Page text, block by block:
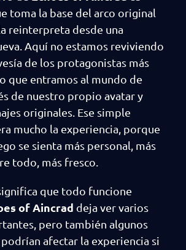
toma la base del arco original
reinterpreta desde una
Aquí no estamos reviviendo
de los protagonistas más
que entramos al mundo de
de nuestro propio avatar y
originales. Ese simple
mucho la experiencia, porque
se sienta más personal, más
todo, más fresco.
que todo funcione
of Aincrad deja ver varios
pero también algunos
afectar la experiencia si